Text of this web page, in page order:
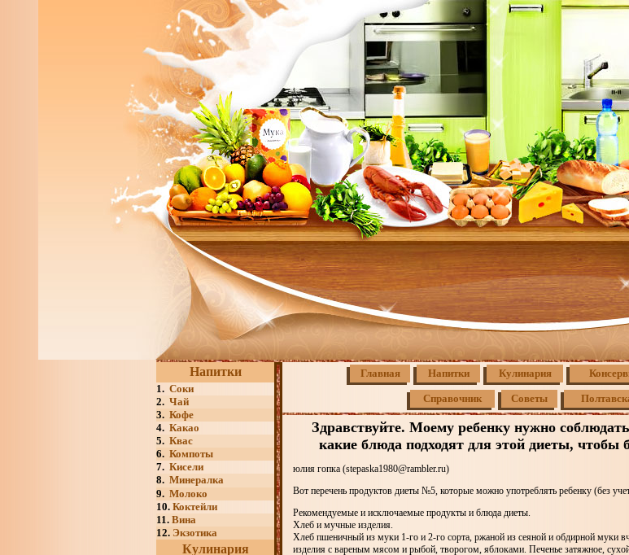
Напитки
1. Соки
2. Чай
3. Кофе
4. Какао
5. Квас
6. Компоты
7. Кисели
8. Минералка
9. Молоко
10. Коктейли
11. Вина
12. Экзотика
Кулинария
Главная Напитки Кулинария
Справочник Советы
Здравствуйте. Моему ребенку нужно
какие блюда подходят для этой диеты, чтобы
юлия гопка (stepaska1980@rambler.ru)
Вот перечень продуктов диеты №5, которые можно употреблять ребенку (без
Рекомендуемые и исключаемые продукты и блюда диеты.
Хлеб и мучные изделия.
Хлеб пшеничный из муки 1-го и 2-го сорта, ржаной из сеяной и обдирной муки
изделия с вареным мясом и рыбой, творогом, яблоками. Печенье затяжное,